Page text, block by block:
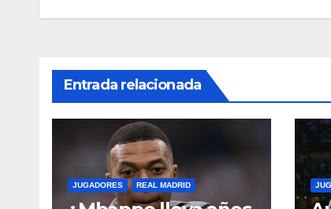
entradas
Entrada relacionada
JUGADORES REAL MADRID